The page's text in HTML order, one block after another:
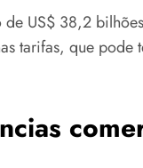
US$ 38,2
tarifas, que pode